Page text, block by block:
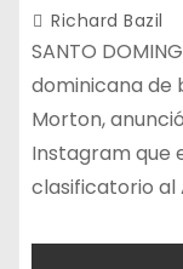
Richard Bazil
SANTO
dominicana de
Morton,
Instagram que
clasificatorio al